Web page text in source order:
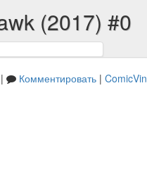
(2017) #0
| Комментировать |